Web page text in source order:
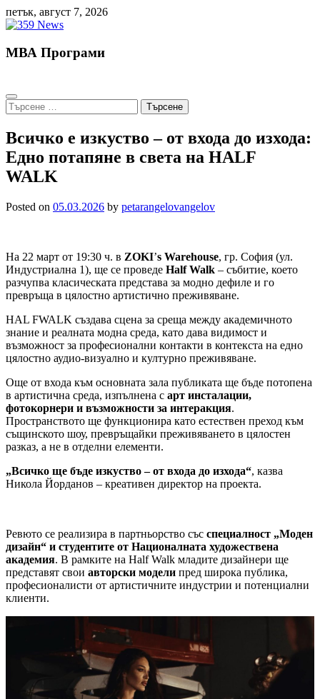
Skip
to
петък, август 7, 2026
МВА Програми
Търсене
за:
Всичко е изкуство – от входа до изхода:
Едно потапяне в света на HALF
WALK
Posted on 05.03.2026 by petarangelovangelov
На 22 март от 19:30 ч. в ZOKI’s Warehouse, гр. София (ул.
Индустриална 1), ще се проведе Half Walk – събитие, което
разчупва класическата представа за модно дефиле и го
превръща в цялостно артистично преживяване.
HAL FWALK създава сцена за среща между академичното
знание и реалната модна среда, като дава видимост и
възможност за професионални контакти в контекста на едно
цялостно аудио-визуално и културно преживяване.
Още от входа към основната зала публиката ще бъде потопена
в артистична среда, изпълнена с арт инсталации,
фотокорнери и възможности за интеракция.
Пространството ще функционира като естествен преход към
същинското шоу, превръщайки преживяването в цялостен
разказ, а не в отделни елементи.
„Всичко ще бъде изкуство – от входа до изхода“, казва
Никола Йорданов – креативен директор на проекта.
Ревюто се реализира в партньорство със специалност „Моден
дизайн“ и студентите от Националната художествена
академия. В рамките на Half Walk младите дизайнери ще
представят свои авторски модели пред широка публика,
професионалисти от артистичните индустрии и потенциални
клиенти.